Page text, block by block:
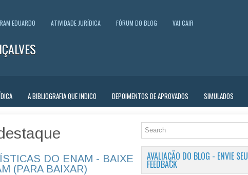
EDUARDO ATIVIDADE JURÍDICA FÓRUM DO BLOG VAI CAIR
A BIBLIOGRAFIA QUE INDICO DEPOIMENTOS DE APROVADOS SIMULADOS
DO ENAM - BAIXE
(PARA BAIXAR)
AVALIAÇÃO DO BLOG - ENVIE SEU
FEEDBACK